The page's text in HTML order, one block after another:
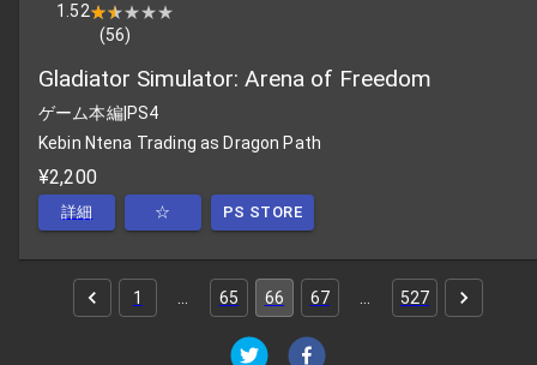
1.52★★★★★
★★★★★
(56)
Gladiator Simulator: Arena of Freedom
ゲーム本編| PS4
Kebin Ntena Trading as Dragon Path
¥2,200
詳細 ☆ PS STORE
1 65 66 67 527